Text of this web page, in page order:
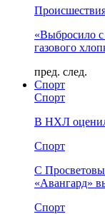
«Выбросило с
газового
пред. след.
Спорт
Спорт
В НХЛ
Спорт
С
«Авангард»
Спорт